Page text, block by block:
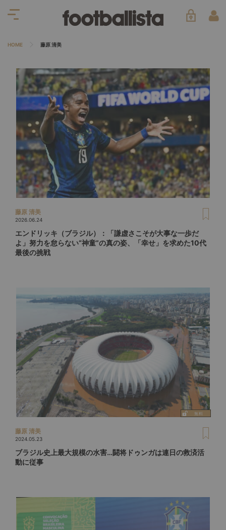
HOME 藤原 清美
藤原 清美
2026.06.24
エンドリッキ（ブラジル）：「謙虚さこそが大事な一歩だ
よ」努力を怠らない“神童”の真の姿、「幸せ」を求めた10代
最後の挑戦
藤原 清美
2024.05.23
ブラジル史上最大規模の水害…闘将ドゥンガは連日の救済活
動に従事